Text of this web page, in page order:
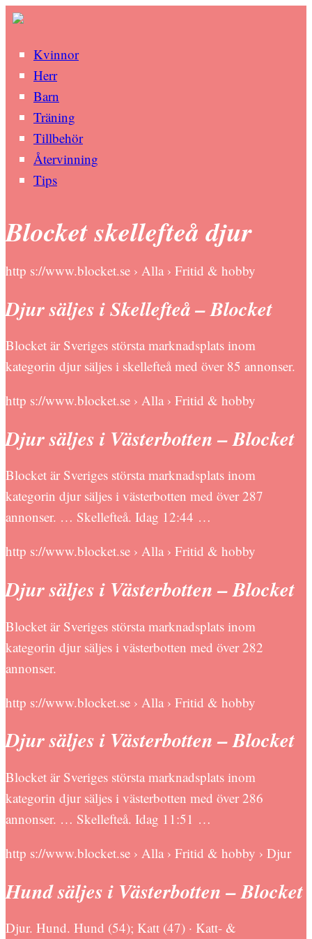
Kvinnor
Herr
Barn
Träning
Tillbehör
Återvinning
Tips
Blocket skellefteå djur
http s://www.blocket.se › Alla › Fritid & hobby
Djur säljes i Skellefteå – Blocket
Blocket är Sveriges största marknadsplats inom
kategorin djur säljes i skellefteå med över 85 annonser.
http s://www.blocket.se › Alla › Fritid & hobby
Djur säljes i Västerbotten – Blocket
Blocket är Sveriges största marknadsplats inom
kategorin djur säljes i västerbotten med över 287
annonser. … Skellefteå. Idag 12:44 …
http s://www.blocket.se › Alla › Fritid & hobby
Djur säljes i Västerbotten – Blocket
Blocket är Sveriges största marknadsplats inom
kategorin djur säljes i västerbotten med över 282
annonser.
http s://www.blocket.se › Alla › Fritid & hobby
Djur säljes i Västerbotten – Blocket
Blocket är Sveriges största marknadsplats inom
kategorin djur säljes i västerbotten med över 286
annonser. … Skellefteå. Idag 11:51 …
http s://www.blocket.se › Alla › Fritid & hobby › Djur
Hund säljes i Västerbotten – Blocket
Djur. Hund. Hund (54); Katt (47) · Katt- &